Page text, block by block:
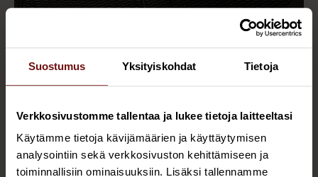
Suostumus Yksityiskohdat Tietoja
Verkkosivustomme tallentaa ja lukee tietoja laitteeltasi
Käytämme tietoja kävijämäärien ja käyttäytymisen
analysointiin sekä verkkosivuston kehittämiseen ja
toiminnallisiin ominaisuuksiin. Lisäksi tallennamme
Tekoälyagenttitehdas
Turvallinen tuotantolinja validoiduille